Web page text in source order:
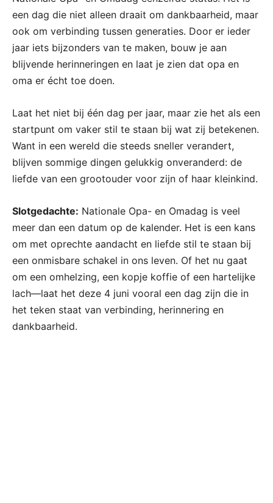
een dag die niet alleen draait om dankbaarheid, maar
ook om verbinding tussen generaties. Door er ieder
jaar iets bijzonders van te maken, bouw je aan
blijvende herinneringen en laat je zien dat opa en
oma er écht toe doen.
Laat het niet bij één dag per jaar, maar zie het als een
startpunt om vaker stil te staan bij wat zij betekenen.
Want in een wereld die steeds sneller verandert,
blijven sommige dingen gelukkig onveranderd: de
liefde van een grootouder voor zijn of haar kleinkind.
Slotgedachte: Nationale Opa- en Omadag is veel
meer dan een datum op de kalender. Het is een kans
om met oprechte aandacht en liefde stil te staan bij
een onmisbare schakel in ons leven. Of het nu gaat
om een omhelzing, een kopje koffie of een hartelijke
lach—laat het deze 4 juni vooral een dag zijn die in
het teken staat van verbinding, herinnering en
dankbaarheid.